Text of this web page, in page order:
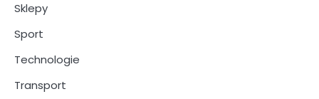
Sklepy
Sport
Technologie
Transport